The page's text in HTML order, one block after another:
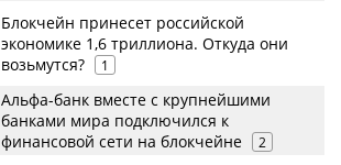
Блокчейн принесет российской
экономике 1,6 триллиона. Откуда они
возьмутся?
1
Альфа-банк вместе с крупнейшими
банками мира подключился к
финансовой сети на блокчейне
2